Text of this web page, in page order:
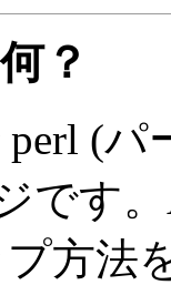
？
(
です
方法